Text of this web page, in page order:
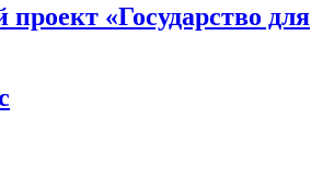
«Государство для